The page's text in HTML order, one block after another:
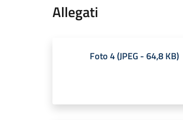
Allegati
Foto 4(JPEG -64,8 KB)